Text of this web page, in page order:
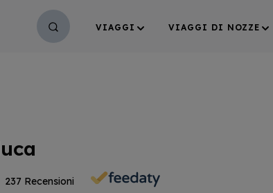
VIAGGI VIAGGI DI NOZZE
237 Recensioni